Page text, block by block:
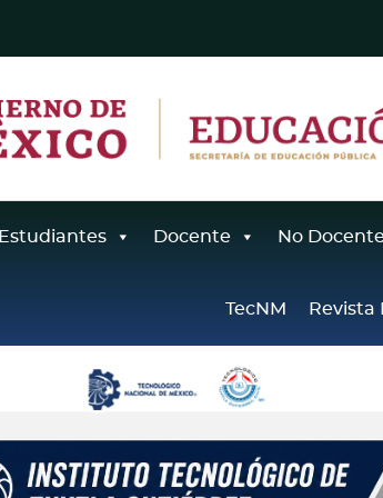
Estudiantes Docente No
TecNM Revista